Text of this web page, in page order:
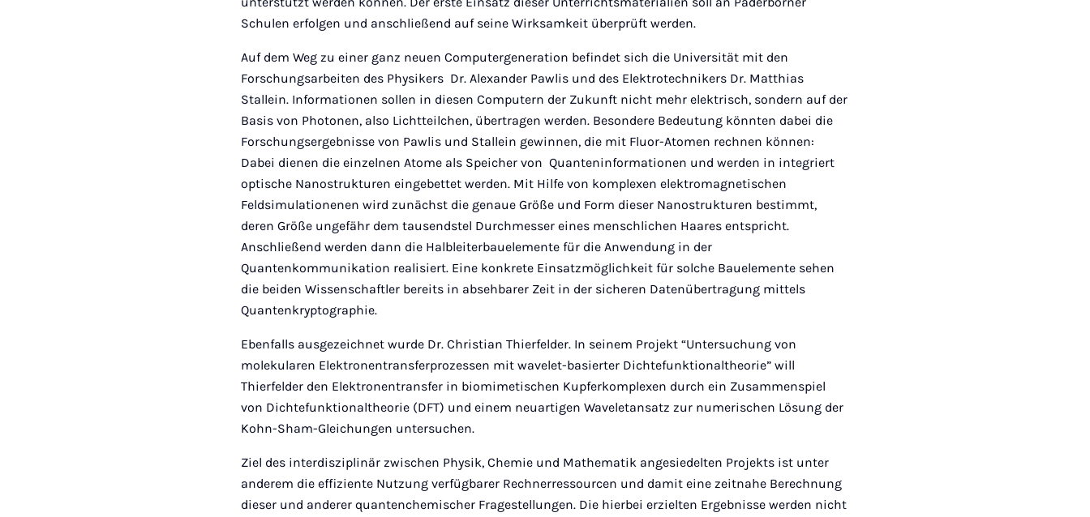
Schulen erfolgen und anschließend auf seine Wirksamkeit überprüft werden.
Auf dem Weg zu einer ganz neuen Computergeneration befindet sich die Universität mit den
Forschungsarbeiten des Physikers Dr. Alexander Pawlis und des Elektrotechnikers Dr. Matthias
Stallein. Informationen sollen in diesen Computern der Zukunft nicht mehr elektrisch, sondern auf der
Basis von Photonen, also Lichtteilchen, übertragen werden. Besondere Bedeutung könnten dabei die
Forschungsergebnisse von Pawlis und Stallein gewinnen, die mit Fluor-Atomen rechnen können:
Dabei dienen die einzelnen Atome als Speicher von Quanteninformationen und werden in integriert
optische Nanostrukturen eingebettet werden. Mit Hilfe von komplexen elektromagnetischen
Feldsimulationenen wird zunächst die genaue Größe und Form dieser Nanostrukturen bestimmt,
deren Größe ungefähr dem tausendstel Durchmesser eines menschlichen Haares entspricht.
Anschließend werden dann die Halbleiterbauelemente für die Anwendung in der
Quantenkommunikation realisiert. Eine konkrete Einsatzmöglichkeit für solche Bauelemente sehen
die beiden Wissenschaftler bereits in absehbarer Zeit in der sicheren Datenübertragung mittels
Quantenkryptographie.
Ebenfalls ausgezeichnet wurde Dr. Christian Thierfelder. In seinem Projekt “Untersuchung von
molekularen Elektronentransferprozessen mit wavelet-basierter Dichtefunktionaltheorie” will
Thierfelder den Elektronentransfer in biomimetischen Kupferkomplexen durch ein Zusammenspiel
von Dichtefunktionaltheorie (DFT) und einem neuartigen Waveletansatz zur numerischen Lösung der
Kohn-Sham-Gleichungen untersuchen.
Ziel des interdisziplinär zwischen Physik, Chemie und Mathematik angesiedelten Projekts ist unter
anderem die effiziente Nutzung verfügbarer Rechnerressourcen und damit eine zeitnahe Berechnung
dieser und anderer quantenchemischer Fragestellungen. Die hierbei erzielten Ergebnisse werden nicht